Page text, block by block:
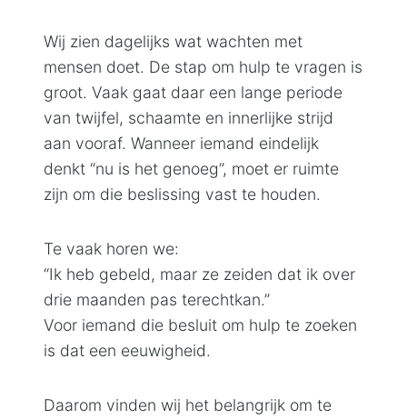
Wij zien dagelijks wat wachten met
mensen doet. De stap om hulp te vragen is
groot. Vaak gaat daar een lange periode
van twijfel, schaamte en innerlijke strijd
aan vooraf. Wanneer iemand eindelijk
denkt “nu is het genoeg”, moet er ruimte
zijn om die beslissing vast te houden.
Te vaak horen we:
“Ik heb gebeld, maar ze zeiden dat ik over
drie maanden pas terechtkan.”
Voor iemand die besluit om hulp te zoeken
is dat een eeuwigheid.
Daarom vinden wij het belangrijk om te